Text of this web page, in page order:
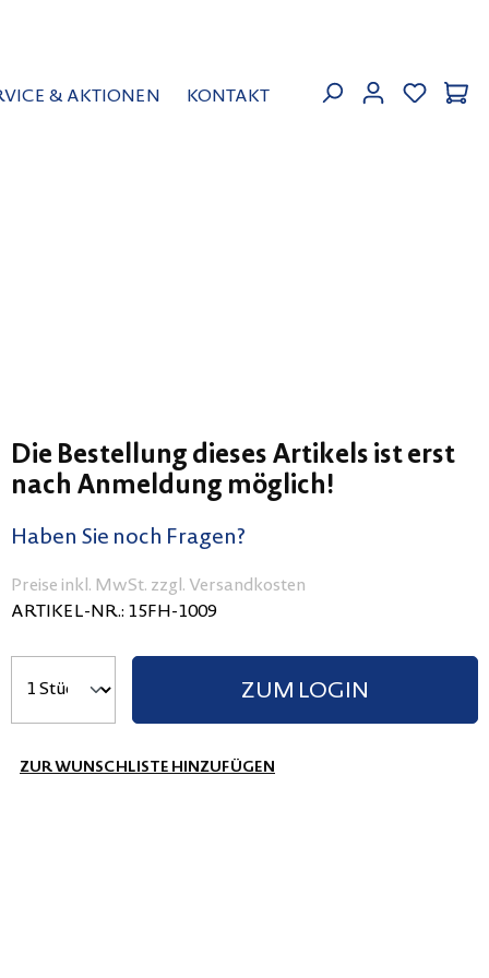
& AKTIONEN KONTAKT
MEIN
Die Bestellung dieses Artikels ist erst
nach Anmeldung möglich!
Haben Sie noch Fragen?
Preise inkl. MwSt. zzgl. Versandkosten
ARTIKEL-NR.: 15FH-1009
ZUM LOGIN
ZUR WUNSCHLISTE HINZUFÜGEN